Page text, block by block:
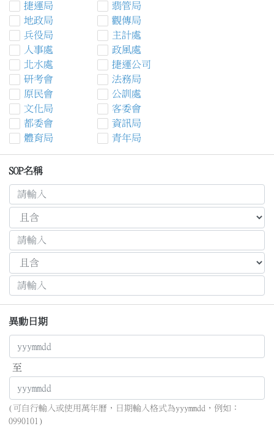
捷運局
翡管局
地政局
觀傳局
兵役局
主計處
人事處
政風處
北水處
捷運公司
研考會
法務局
原民會
公訓處
文化局
客委會
都委會
資訊局
體育局
青年局
SOP名稱
異動日期
至
(可自行輸入或使用萬年曆，日期輸入格式為yyymmdd，例如：
0990101)